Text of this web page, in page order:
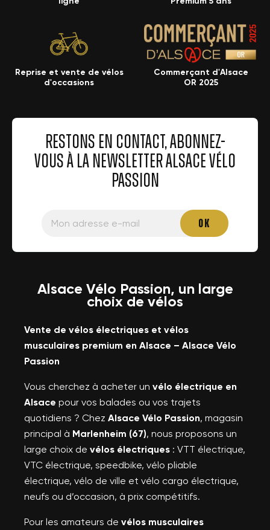
Reprise et vente de vélos
d'occasions
Commerçant d'Alsace
OR 2025
RESTONS EN CONTACT, ABONNEZ-
VOUS À LA NEWSLETTER ALSACE VÉLO
PASSION
Alsace Vélo Passion, un large
choix de vélos
Vente de vélos électriques et vélos
musculaires premium en Alsace – Alsace Vélo
Passion
Vous cherchez à acheter un vélo électrique en
Alsace pour vos balades ou vos trajets
quotidiens ? Chez Alsace Vélo Passion, magasin
principal à Marlenheim (67), nous proposons un
large choix de vélos électriques : VTT électrique,
VTC électrique, speedbike, vélo pliable
électrique, vélo de ville et vélo cargo électrique,
neufs ou d’occasion, à prix compétitifs.
Pour les amateurs de vélos musculaires